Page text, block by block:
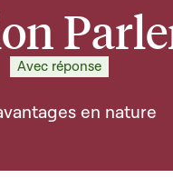
Avec réponse
en nature